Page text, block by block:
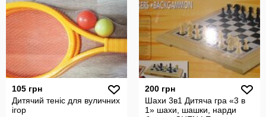
105 грн
Дитячий теніс для вуличних
ігор
200 грн
Шахи 3в1 Дитяча гра «3 в
1» шахи, шашки, нарди